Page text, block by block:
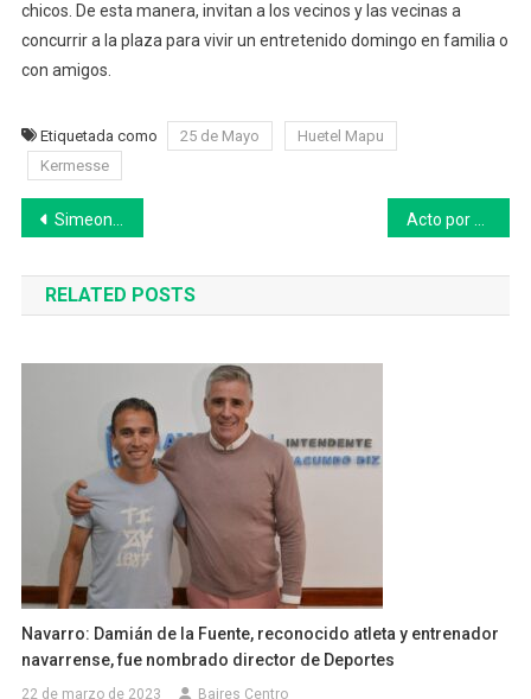
chicos. De esta manera, invitan a los vecinos y las vecinas a
concurrir a la plaza para vivir un entretenido domingo en familia o
con amigos.
Etiquetada como 25 de Mayo
Huetel Mapu
Kermesse
Navegación
de
entradas
Simeone le pidió disculpas a Julen Guerrero por una brutal agresión 25 años después: la reacción del ex futbolista
RELATED POSTS
Navarro: Damián de la Fuente, reconocido atleta y entrenador
navarrense, fue nombrado director de Deportes
22 de marzo de 2023 Baires Centro